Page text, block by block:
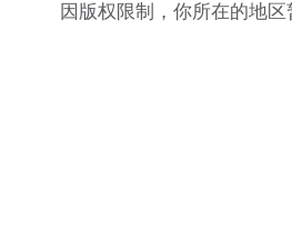
因版权限制，你所在的地